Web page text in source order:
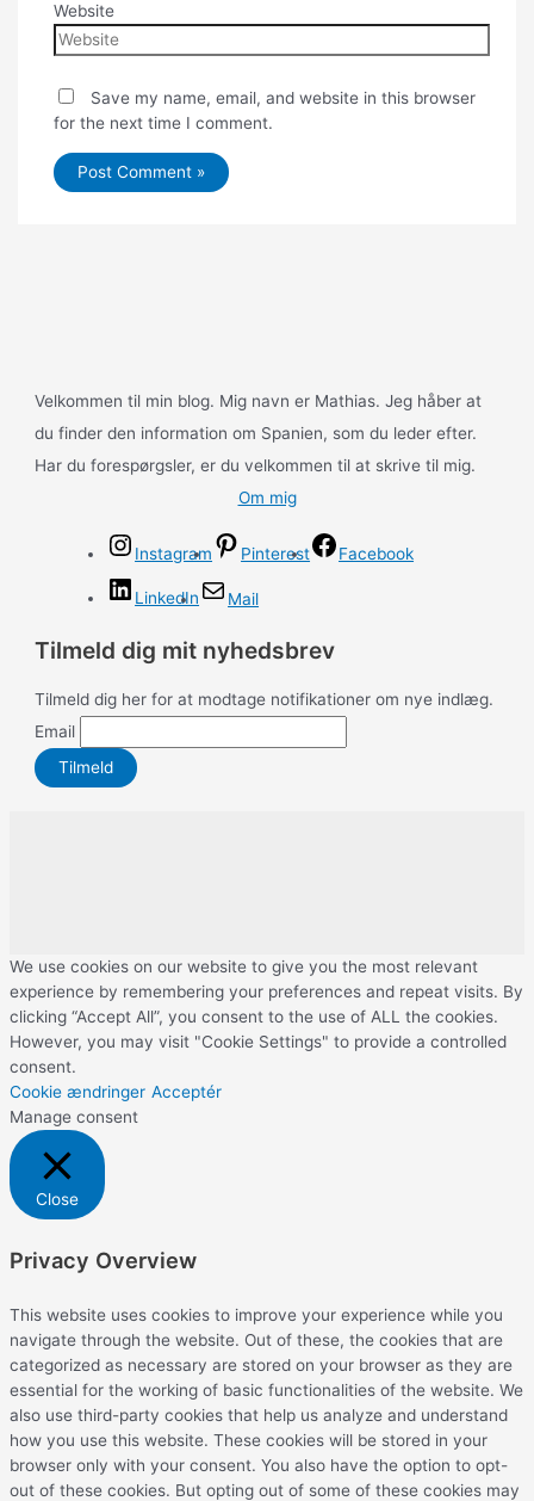
Website
Save my name, email, and website in this browser
for the next time I comment.
Velkommen til min blog. Mig navn er Mathias. Jeg håber at
du finder den information om Spanien, som du leder efter.
Har du forespørgsler, er du velkommen til at skrive til mig.
Om mig
Instagram Pinterest Facebook
LinkedIn Mail
Tilmeld dig mit nyhedsbrev
Tilmeld dig her for at modtage notifikationer om nye indlæg.
Email
We use cookies on our website to give you the most relevant
experience by remembering your preferences and repeat visits. By
clicking “Accept All”, you consent to the use of ALL the cookies.
However, you may visit "Cookie Settings" to provide a controlled
consent.
Cookie ændringer Acceptér
Manage consent
Close
Privacy Overview
This website uses cookies to improve your experience while you
navigate through the website. Out of these, the cookies that are
categorized as necessary are stored on your browser as they are
essential for the working of basic functionalities of the website. We
also use third-party cookies that help us analyze and understand
how you use this website. These cookies will be stored in your
browser only with your consent. You also have the option to opt-
out of these cookies. But opting out of some of these cookies may